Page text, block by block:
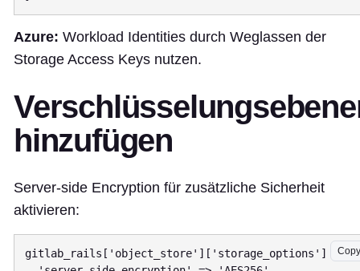
Azure: Workload Identities durch Weglassen der
Storage Access Keys nutzen.
hinzufügen
Server-side Encryption für zusätzliche Sicherheit
aktivieren:
Copy
gitlab_rails['object_store']['storage_options'] = {